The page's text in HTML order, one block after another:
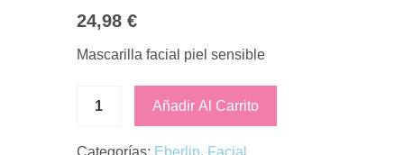
24,98 €
Mascarilla facial piel sensible
Añadir Al Carrito